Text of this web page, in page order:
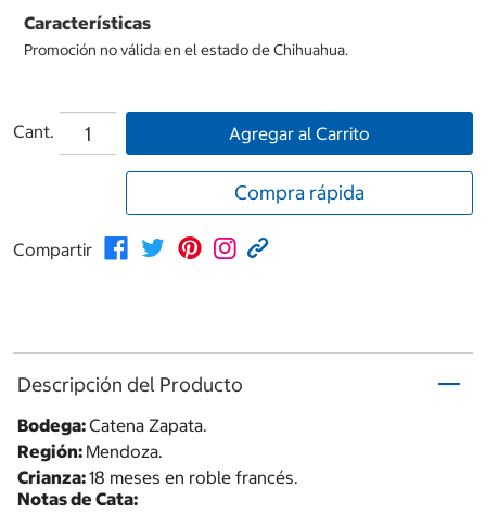
Características
Promoción no válida en el estado de Chihuahua.
Cant. Agregar al Carrito
Compra rápida
Compartir
Descripción del Producto
Bodega:Catena Zapata.
Región: Mendoza.
Crianza:18 meses en roble francés.
Notas de Cata: